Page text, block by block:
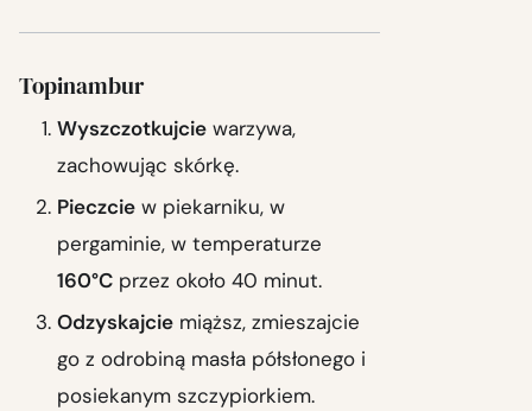
Topinambur
Wyszczotkujcie warzywa,
zachowując skórkę.
Pieczcie w piekarniku, w
pergaminie, w temperaturze
160°C przez około 40 minut.
Odzyskajcie miąższ, zmieszajcie
go z odrobiną masła półsłonego i
posiekanym szczypiorkiem.